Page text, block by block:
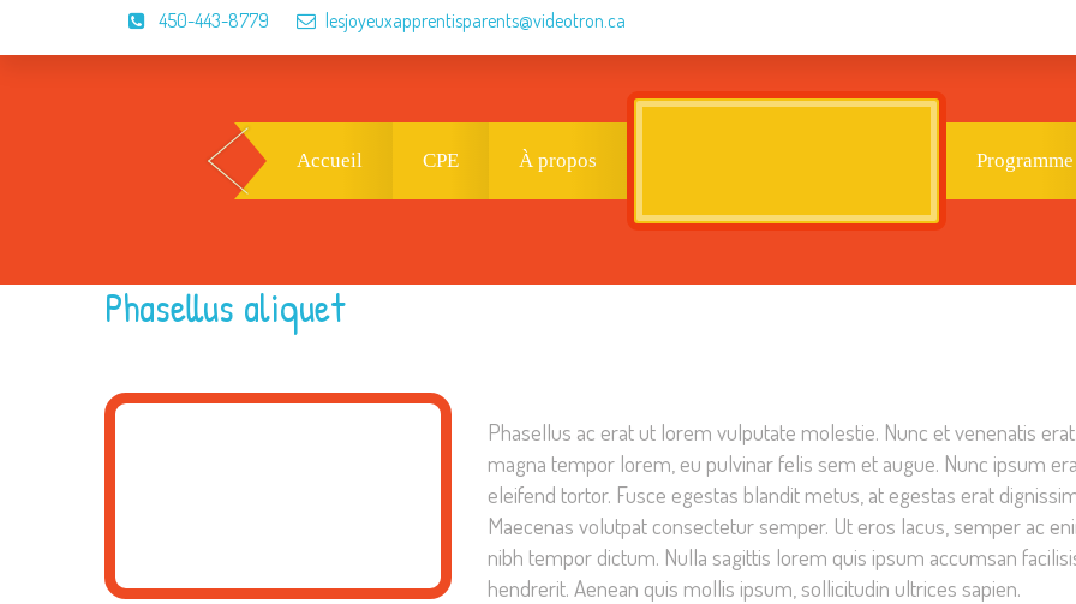
450-443-8779 lesjoyeuxapprentisparents@videotron.ca
Accueil CPE À propos Programme
Phasellus aliquet
Phasellus ac erat ut lorem vulputate molestie. Nunc et venenatis
magna tempor lorem, eu pulvinar felis sem et augue. Nunc ipsum
eleifend tortor. Fusce egestas blandit metus, at egestas erat
Maecenas volutpat consectetur semper. Ut eros lacus, semper ac
nibh tempor dictum. Nulla sagittis lorem quis ipsum accumsan
hendrerit. Aenean quis mollis ipsum, sollicitudin ultrices sapien.